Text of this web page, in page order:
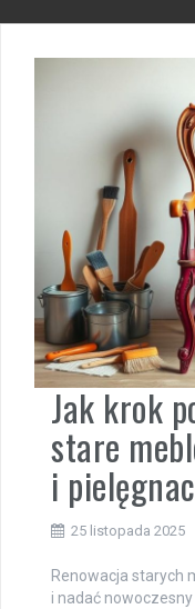
Jak krok
stare
i
25 listopada 2025
Renowacja starych
i nadać